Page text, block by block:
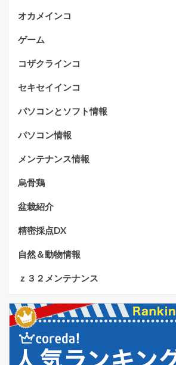
オカメインコ
ゲーム
コザクラインコ
セキセイインコ
パソコンとソフト情報
パソコン情報
メンテナンス情報
烏骨鶏
盆栽紹介
精密採点DX
自然＆動物情報
ｚ３２メンテナンス